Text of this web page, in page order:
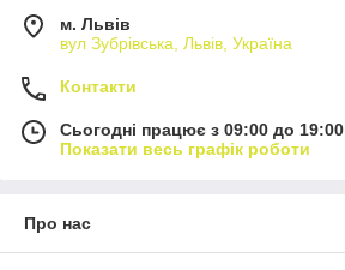
м. Львів
вул Зубрівська, Львів, Україна
Контакти
Сьогодні працює з 09:00 до 19:00
Показати весь графік роботи
Про нас